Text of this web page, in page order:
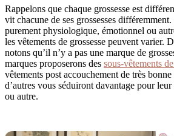
Rappelons que chaque grossesse est
vit chacune de ses grossesses
purement physiologique, émotionnel ou
les vêtements de grossesse peuvent varier.
notons qu’il n’y a pas une marque de
marques proposerons des sous-vêtements
vêtements post accouchement de très
d’autres vous séduiront davantage pour
ou autre.